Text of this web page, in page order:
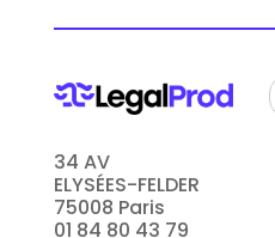
34 AV
ELYSÉES-FELDER
75008 Paris
01 84 80 43 79